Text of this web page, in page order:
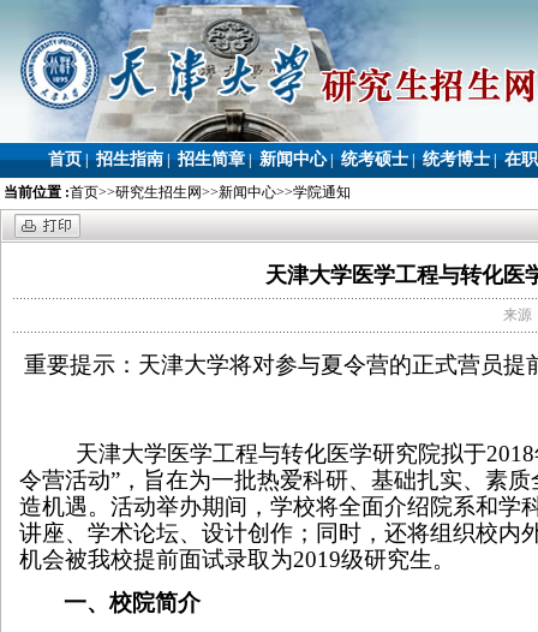
首页 | 招生指南 | 招生简章 | 新闻中心 | 统考硕士 | 统考博士 | 在
当前位置 :首页>>研究生招生网>>新闻中心>>学院通知
天津大学医学工程与转化医
来源
重要提示：天津大学将对参与夏令营的正式营员提
天津大学医学工程与转化医学研究院拟于2018
令营活动”，旨在为一批热爱科研、基础扎实、素
造机遇。活动举办期间，学校将全面介绍院系和学
讲座、学术论坛、设计创作；同时，还将组织校内
机会被我校提前面试录取为2019级研究生。
一、校院简介